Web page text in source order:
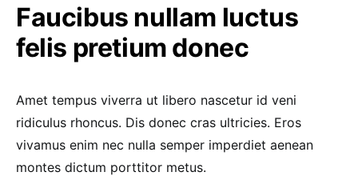
Faucibus nullam luctus
felis pretium donec
Amet tempus viverra ut libero nascetur id veni
ridiculus rhoncus. Dis donec cras ultricies. Eros
vivamus enim nec nulla semper imperdiet aenean
montes dictum porttitor metus.